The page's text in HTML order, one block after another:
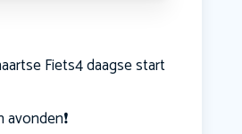
Fiets4 daagse start
avonden❗️